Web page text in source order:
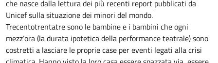
che nasce dalla lettura dei più recenti report pubblicati da
Unicef sulla situazione dei minori del mondo.
Trecentotrentatre sono le bambine e i bambini che ogni
mezz’ora (la durata ipotetica della performance teatrale) sono
costretti a lasciare le proprie case per eventi legati alla crisi